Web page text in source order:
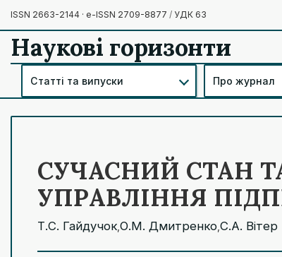
ISSN 2663-2144 · e-ISSN 2709-8877 / УДК 63
Наукові горизонти
Статті та випуски Про журнал
СУЧАСНИЙ СТАН
УПРАВЛІННЯ
Т.С. Гайдучок О.М. Дмитренко С.А. Вітер